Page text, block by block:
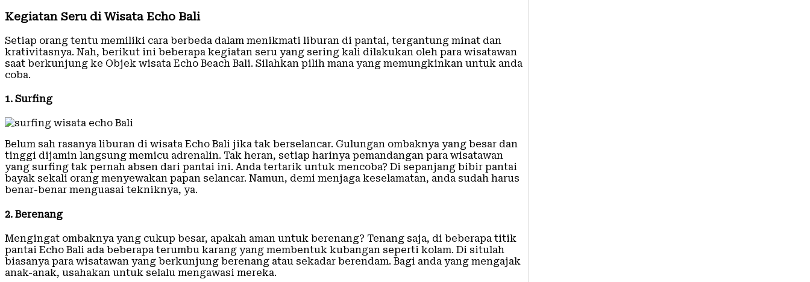
Kegiatan Seru di Wisata Echo Bali
Setiap orang tentu memiliki cara berbeda dalam menikmati liburan di pantai, tergantung minat dan
krativitasnya. Nah, berikut ini beberapa kegiatan seru yang sering kali dilakukan oleh para wisatawan
saat berkunjung ke Objek wisata Echo Beach Bali. Silahkan pilih mana yang memungkinkan untuk anda
coba.
1. Surfing
Belum sah rasanya liburan di wisata Echo Bali jika tak berselancar. Gulungan ombaknya yang besar dan
tinggi dijamin langsung memicu adrenalin. Tak heran, setiap harinya pemandangan para wisatawan
yang surfing tak pernah absen dari pantai ini. Anda tertarik untuk mencoba? Di sepanjang bibir pantai
bayak sekali orang menyewakan papan selancar. Namun, demi menjaga keselamatan, anda sudah harus
benar-benar menguasai tekniknya, ya.
2. Berenang
Mengingat ombaknya yang cukup besar, apakah aman untuk berenang? Tenang saja, di beberapa titik
pantai Echo Bali ada beberapa terumbu karang yang membentuk kubangan seperti kolam. Di situlah
biasanya para wisatawan yang berkunjung berenang atau sekadar berendam. Bagi anda yang mengajak
anak-anak, usahakan untuk selalu mengawasi mereka.